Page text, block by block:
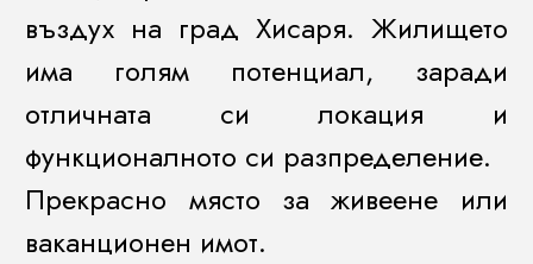
въздух на град Хисаря. Жилището
има голям потенциал, заради
отличната си локация и
функционалното си разпределение.
Прекрасно място за живеене или
ваканционен имот.